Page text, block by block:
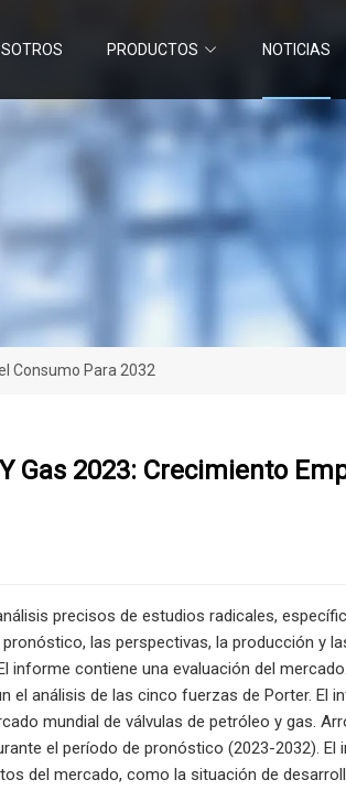
PRODUCTOS NOTICIAS
Consumo Para 2032
Gas 2023: Crecimiento
precisos de estudios radicales,
las perspectivas, la producción y
informe contiene una evaluación del
el análisis de las cinco fuerzas de Porter. El
mundial de válvulas de petróleo y gas.
el período de pronóstico (2023-2032).
del mercado, como la situación de